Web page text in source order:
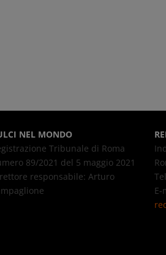
NEL MONDO
Tribunale di Roma
89/2021 del 5 maggio 2021
responsabile: Arturo
E-